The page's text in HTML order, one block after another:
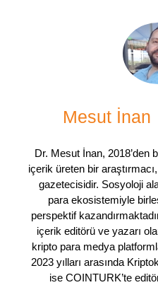
Mesut İnan
Dr. Mesut İnan, 2018’den
içerik üreten bir
gazetecisidir. Sosyoloji
para ekosistemiyle
perspektif
içerik editörü ve yazarı
kripto para medya
2023 yılları arasında
ise COINTURK’te